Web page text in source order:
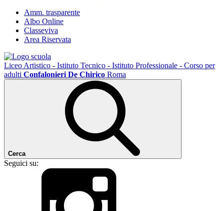
Amm. trasparente
Albo Online
Classeviva
Area Riservata
Liceo Artistico - Istituto Tecnico - Istituto Professionale - Corso per
adulti Confalonieri De Chirico Roma
Cerca
Seguici su: